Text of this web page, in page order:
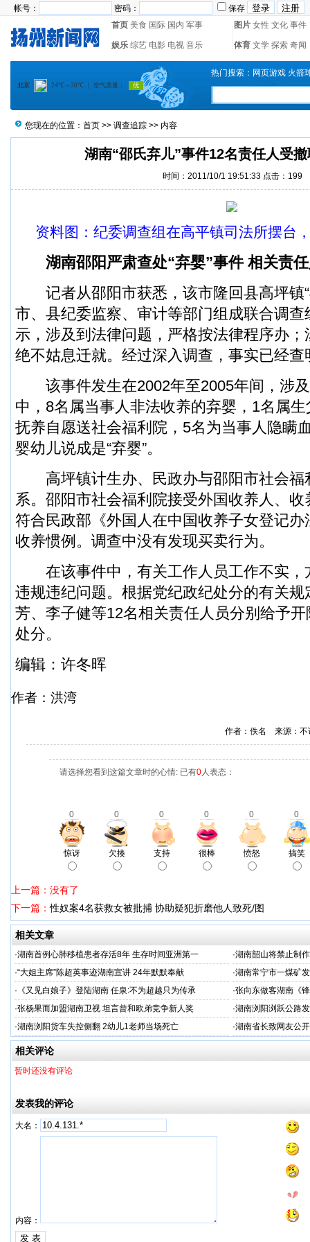
帐号： 密码：
保存
首页 美食 国际 国内 军事 图片 女性 文化 事件
娱乐 综艺 电影 电视 音乐 体育 文学 探索 奇闻
热门搜索： 网页游戏 火箭
您现在的位置： 首页 >> 调查追踪 >> 内容
湖南“邵氏弃儿”事件12名责任人受
时间：2011/10/1 19:51:33 点击： 199
资料图：纪委调查组在高平镇司法所摆台
湖南邵阳严肃查处“弃婴”事件 相关责
记者从邵阳市获悉，该市隆回县高坪镇“
市、县纪委监察、审计等部门组成联合调
示，涉及到法律问题，严格按法律程序办
绝不姑息迁就。经过深入调查，事实已经查
该事件发生在2002年至2005年间，涉及
中，8名属当事人非法收养的弃婴，1名属
抚养自愿送社会福利院，5名为当事人隐瞒
婴幼儿说成是“弃婴”。
高坪镇计生办、民政办与邵阳市社会福
系。邵阳市社会福利院接受外国收养人、
符合民政部《外国人在中国收养子女登记
收养惯例。调查中没有发现买卖行为。
在该事件中，有关工作人员工作不实，
违规违纪问题。根据党纪政纪处分的有关
芳、李子健等12名相关责任人员分别给予
处分。
编辑：许冬晖
作者：洪湾
作者：佚名 来源：
请选择您看到这篇文章时的心情: 已有0人表态：
0 0 0 0 0 0
惊讶 欠揍 支持 很棒 愤怒 搞笑
上一篇：没有了
下一篇：性奴案4名获救女被批捕 协助疑犯折磨他人致死/图
相关文章
·湖南首例心肺移植患者存活8年 生存时间亚洲第一 ·湖南韶山将禁止制
·“大姐主席”陈超英事迹湖南宣讲 24年默默奉献 ·湖南常宁市一煤矿
· 《又见白娘子》登陆湖南 任泉:不为超越只为传承 ·张向东做客湖南《
·张杨果而加盟湖南卫视 坦言曾和欧弟竞争新人奖 ·湖南浏阳浏跃公路
·湖南浏阳货车失控侧翻 2幼儿1老师当场死亡 ·湖南省长致网友公
相关评论
暂时还没有评论
发表我的评论
大名：
内容：